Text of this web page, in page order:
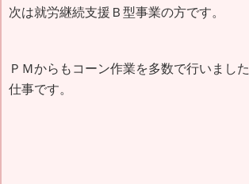
次は就労継続支援Ｂ型事業の方です。
ＰＭからもコーン作業を多数で行いまし
仕事です。